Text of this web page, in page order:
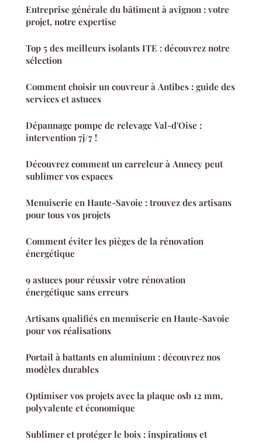
Entreprise générale du bâtiment à avignon : votre
projet, notre expertise
Top 5 des meilleurs isolants ITE : découvrez notre
sélection
Comment choisir un couvreur à Antibes : guide des
services et astuces
Dépannage pompe de relevage Val-d'Oise :
intervention 7j/7 !
Découvrez comment un carreleur à Annecy peut
sublimer vos espaces
Menuiserie en Haute-Savoie : trouvez des artisans
pour tous vos projets
Comment éviter les pièges de la rénovation
énergétique
9 astuces pour réussir votre rénovation
énergétique sans erreurs
Artisans qualifiés en menuiserie en Haute-Savoie
pour vos réalisations
Portail à battants en aluminium : découvrez nos
modèles durables
Optimiser vos projets avec la plaque osb 12 mm,
polyvalente et économique
Sublimer et protéger le bois : inspirations et